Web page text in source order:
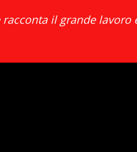
il grande lavoro